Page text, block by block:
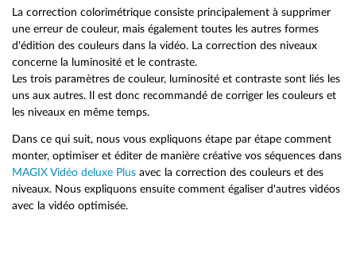
La correction colorimétrique consiste principalement à supprimer
une erreur de couleur, mais également toutes les autres formes
d'édition des couleurs dans la vidéo. La correction des niveaux
concerne la luminosité et le contraste.
Les trois paramètres de couleur, luminosité et contraste sont liés les
uns aux autres. Il est donc recommandé de corriger les couleurs et
les niveaux en même temps.
Dans ce qui suit, nous vous expliquons étape par étape comment
monter, optimiser et éditer de manière créative vos séquences dans
MAGIX Vidéo deluxe Plus avec la correction des couleurs et des
niveaux. Nous expliquons ensuite comment égaliser d'autres vidéos
avec la vidéo optimisée.